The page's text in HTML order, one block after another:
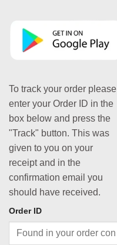
To track your order please
enter your Order ID in the
box below and press the
"Track" button. This was
given to you on your
receipt and in the
confirmation email you
should have received.
Order ID